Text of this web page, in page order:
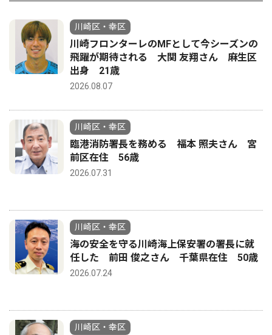
川崎区・幸区
川崎フロンターレのMFとして今シーズンの
飛躍が期待される 大関 友翔さん 麻生区
出身 21歳
2026.08.07
川崎区・幸区
臨港消防署長を務める 福本 照夫さん 宮
前区在住 56歳
2026.07.31
川崎区・幸区
海の安全を守る川崎海上保安署の署長に就
任した 前田 俊之さん 千葉県在住 50歳
2026.07.24
川崎区・幸区